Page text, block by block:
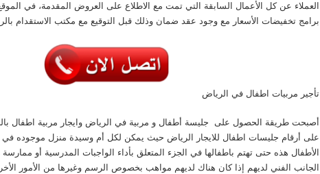
العملاء عن كل الأعمال السابقة التي تمت مع الاطلاع على العروض المقدمة، في
برامج تخفيضات الأسعار مع وجود عقد ضمان وذلك قبل التوقيع مع مكتب الاستقدام
تأجير مربيات اطفال في الرياض
أصبحت طريقة الحصول على جليسة أطفال و مربية في الرياض وايجار مربية اطفال
على أرقام جليسات اطفال للايجار الرياض حيث يمكن لكل أم وسيدة منزل موجوده
الأطفال هذه حتى تهتم باطفالها في الجزء المتعلق بأداء الواجبات المدرسية أو
الجانب الفني لديهم إذا كان هناك لديهم مواهب بخصوص الرسم وغيرها من الأمور